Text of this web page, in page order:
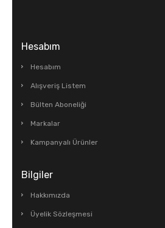
Hesabım
Hesabım
Alışveriş Listem
Bülten Aboneliği
Markalar
Kampanyalı Ürünler
Bilgiler
Hakkımızda
Üyelik Sözleşmesi